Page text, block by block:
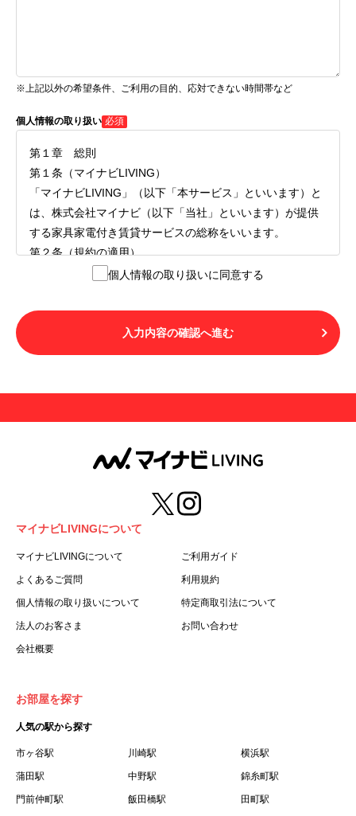
※上記以外の希望条件、ご利用の目的、応対できない時間帯など
個人情報の取り扱い 必須
第１章 総則
第１条（マイナビLIVING）
「マイナビLIVING」（以下「本サービス」といいます）と
は、株式会社マイナビ（以下「当社」といいます）が提供
する家具家電付き賃貸サービスの総称をいいます。
第２条（規約の適用）
１.本サービスを利用する者（以下「利用者」といいます）
LIVINGご契約にあたり取得する個人情報の取り扱いについ
て」の内容をすべて承諾したものとみなされます。不承諾
の意思表示は、本サービスを利用しないことをもってのみ
用することはできません。
第３条（用語の定義）
１.「本サ―ビス」とは、第１章第１条で規定する当社が運
営するマイナビLIVINGを意味します。
２.「利用者」とは、第１章第２条に規定する本サービスを
利用する個人を意味します。
３.「本サイト」とは、当社が運営する本サービスに関する
ます。
５.「会員」とは、第２章第１条に基づき会員登録が完了し
た個人を意味します。
録した情報、本サービス利用中に当社が登録を求めた情報
った場合の当該情報を意味します。
７.「本会員制度」とは、会員による本サービスの利用の促
進を目的とした会員制度を意味します。
個人情報の取り扱いに同意する
入力内容の確認へ進む
マイナビLIVINGについて
マイナビLIVINGについて ご利用ガイド
よくあるご質問 利用規約
個人情報の取り扱いについて 特定商取引法について
法人のお客さま お問い合わせ
会社概要
お部屋を探す
人気の駅から探す
市ヶ谷駅 川崎駅 横浜駅
蒲田駅 中野駅 錦糸町駅
門前仲町駅 飯田橋駅 田町駅